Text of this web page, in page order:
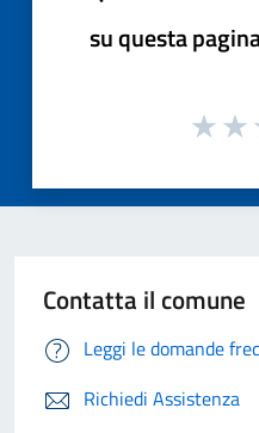
su questa
Contatta il comune
Leggi le domande
Richiedi Assistenza